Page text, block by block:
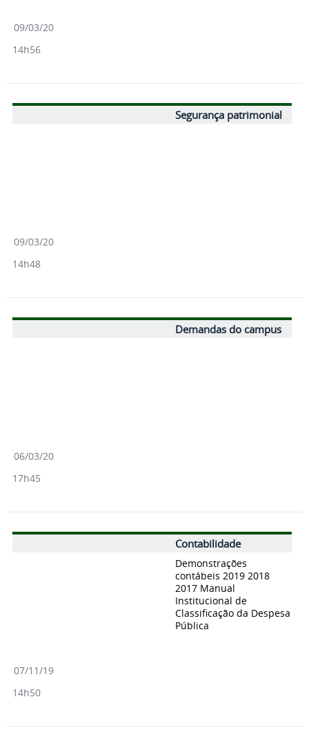
09/03/20
14h56
Segurança patrimonial
09/03/20
14h48
Demandas do campus
06/03/20
17h45
Contabilidade
Demonstrações
contábeis 2019 2018
2017 Manual
Institucional de
Classificação da Despesa
Pública
07/11/19
14h50